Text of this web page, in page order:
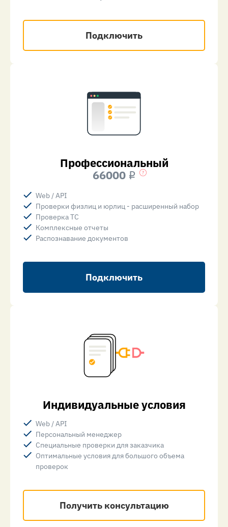
Подключить
Профессиональный
66000 i
Web / API
Проверки физлиц и юрлиц - расширенный набор
Проверка ТС
Комплексные отчеты
Распознавание документов
Подключить
Индивидуальные условия
Web / API
Персональный менеджер
Специальные проверки для заказчика
Оптимальные условия для большого объема
проверок
Получить консультацию